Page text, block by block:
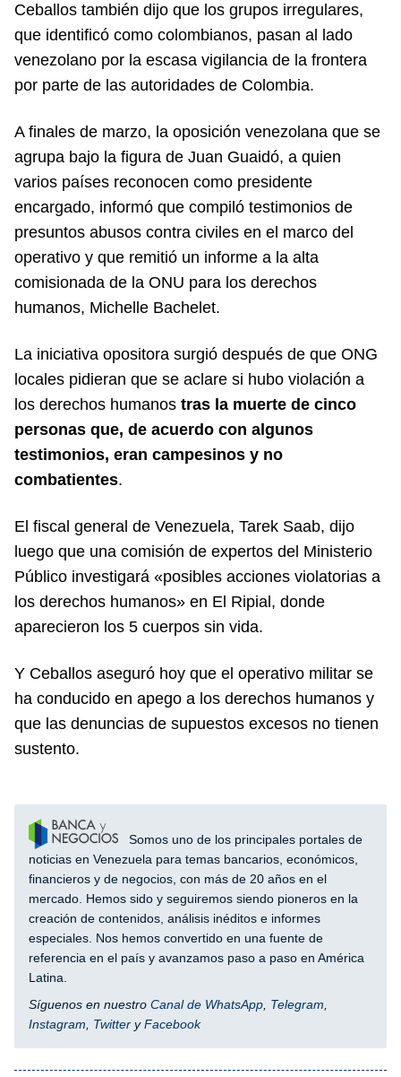
Ceballos también dijo que los grupos irregulares,
que identificó como colombianos, pasan al lado
venezolano por la escasa vigilancia de la frontera
por parte de las autoridades de Colombia.
A finales de marzo, la oposición venezolana que se
agrupa bajo la figura de Juan Guaidó, a quien
varios países reconocen como presidente
encargado, informó que compiló testimonios de
presuntos abusos contra civiles en el marco del
operativo y que remitió un informe a la alta
comisionada de la ONU para los derechos
humanos, Michelle Bachelet.
La iniciativa opositora surgió después de que ONG
locales pidieran que se aclare si hubo violación a
los derechos humanos tras la muerte de cinco
personas que, de acuerdo con algunos
testimonios, eran campesinos y no
combatientes.
El fiscal general de Venezuela, Tarek Saab, dijo
luego que una comisión de expertos del Ministerio
Público investigará «posibles acciones violatorias a
los derechos humanos» en El Ripial, donde
aparecieron los 5 cuerpos sin vida.
Y Ceballos aseguró hoy que el operativo militar se
ha conducido en apego a los derechos humanos y
que las denuncias de supuestos excesos no tienen
sustento.
Somos uno de los principales portales de
noticias en Venezuela para temas bancarios, económicos,
financieros y de negocios, con más de 20 años en el
mercado. Hemos sido y seguiremos siendo pioneros en la
creación de contenidos, análisis inéditos e informes
especiales. Nos hemos convertido en una fuente de
referencia en el país y avanzamos paso a paso en América
Latina.
Síguenos en nuestro Canal de WhatsApp Telegram
Instagram
Twitter yFacebook